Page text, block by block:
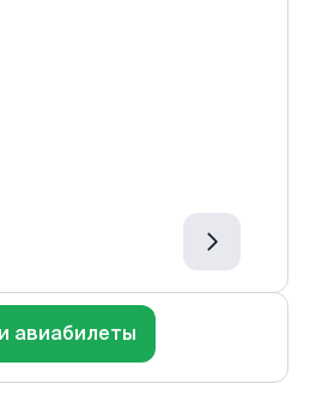
авиабилеты